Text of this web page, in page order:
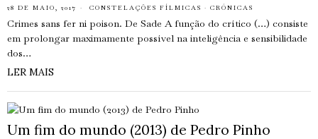
28 DE MAIO, 2017 CONSTELAÇÕES FÍLMICAS · CRÓNICAS
Crimes sans fer ni poison. De Sade A função do crítico (…) consiste
em prolongar maximamente possível na inteligência e sensibilidade
dos…
LER MAIS
Um fim do mundo (2013) de Pedro Pinho